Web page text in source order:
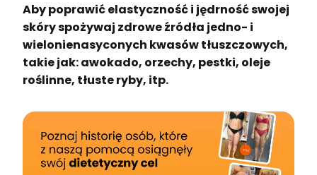
Aby poprawić elastyczność i jędrność swojej
skóry spożywaj zdrowe źródła jedno- i
wielonienasyconych kwasów tłuszczowych,
takie jak: awokado, orzechy, pestki, oleje
roślinne, tłuste ryby, itp.